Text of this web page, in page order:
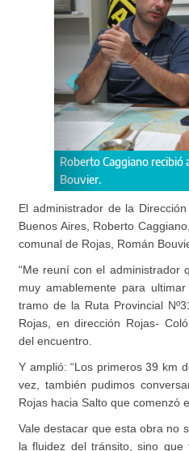
recibió al intendente de Rojas,
El administrador de la
Buenos Aires, Roberto
comunal de Rojas, Román
“Me reuní con el administrador
muy amablemente para
tramo de la Ruta Provincial
Rojas, en dirección Rojas-
del encuentro.
Y amplió: “Los primeros 39 km
vez, también pudimos
Rojas hacia Salto que comenzó
Vale destacar que esta obra no
la fluidez del tránsito, sino que